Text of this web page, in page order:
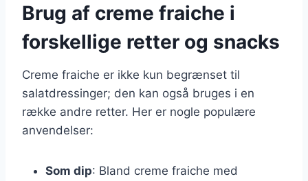
Brug af creme fraiche i
forskellige retter og snacks
Creme fraiche er ikke kun begrænset til
salatdressinger; den kan også bruges i en
række andre retter. Her er nogle populære
anvendelser:
Som dip: Bland creme fraiche med